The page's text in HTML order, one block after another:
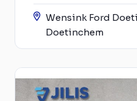
Wensink Ford
Doetinchem